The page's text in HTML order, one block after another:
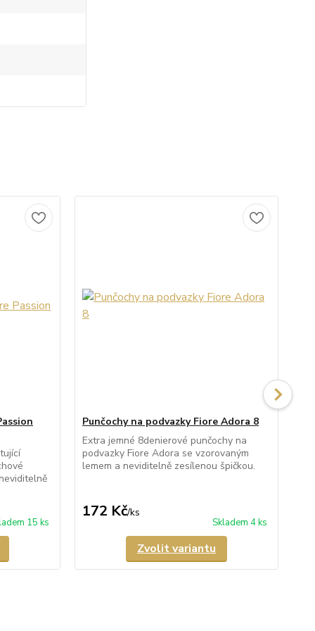
15 ks
Punčochy na podvazky Fiore Adora 8
Extra jemné 8denierové punčochy na
podvazky Fiore Adora se vzorovaným
lemem a neviditelně zesílenou špičkou.
172 Kč/ks
Skladem 4 ks
Zvolit variantu